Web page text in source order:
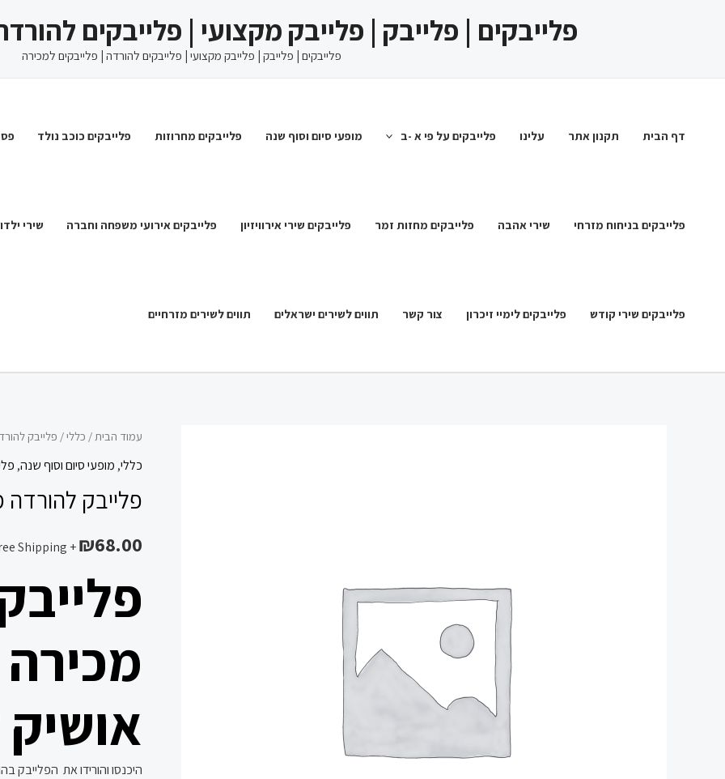
פלייבקים | פלייבק | פלייבק מקצועי | פלייבקים
פלייבקים | פלייבק | פלייבק מקצועי | פלייבקים להורדה | פלייבקים למכירה
דף הבית תקנון אתר עלינו פלייבקים על פי א -ב מופעי סיום וסוף שנה פלייבקים מחרוזות פלייבקים כוכב נולד
פלייבקים בניחוח מזרחי שירי אהבה פלייבקים מחזות זמר פלייבקים שירי אירוויזיון פלייבקים אירועי משפחה וחברה שירי
פלייבקים שירי קודש פלייבקים לימיי זיכרון צור קשר תווים לשירים ישראלים תווים לשירים מזרחיים
עמוד הבית/ כללי/ פלייבק
כללי, מופעי סיום וסוף שנה,
פלייבק להורדה
₪68.00
+ Free Shipping
אושיק
היכנסו והורידו את הפלייבק
כמות
של
להורדה
אבל
אושיק